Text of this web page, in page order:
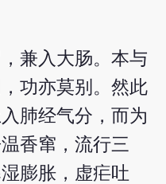
兼入大肠。本与
功亦莫别。然此
肺经气分，而为
香窜，流行三
膨胀，虚疟吐